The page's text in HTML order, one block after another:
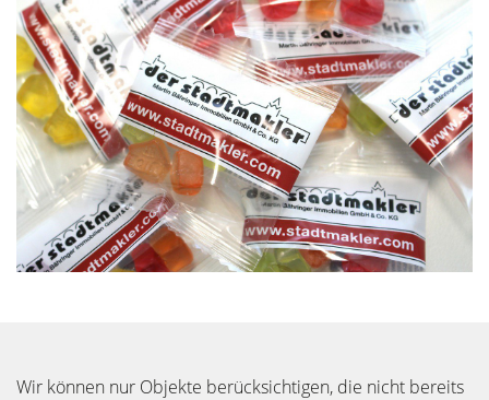
Wir können nur Objekte berücksichtigen, die nicht bereits